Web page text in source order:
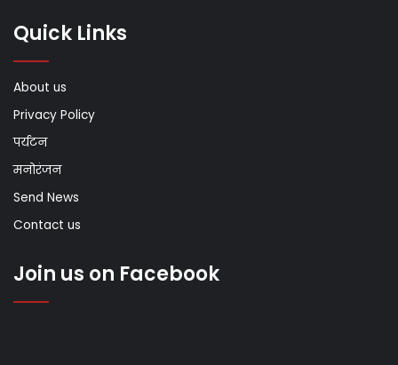
Quick Links
About us
Privacy Policy
पर्यटन
मनोरंजन
Send News
Contact us
Join us on Facebook